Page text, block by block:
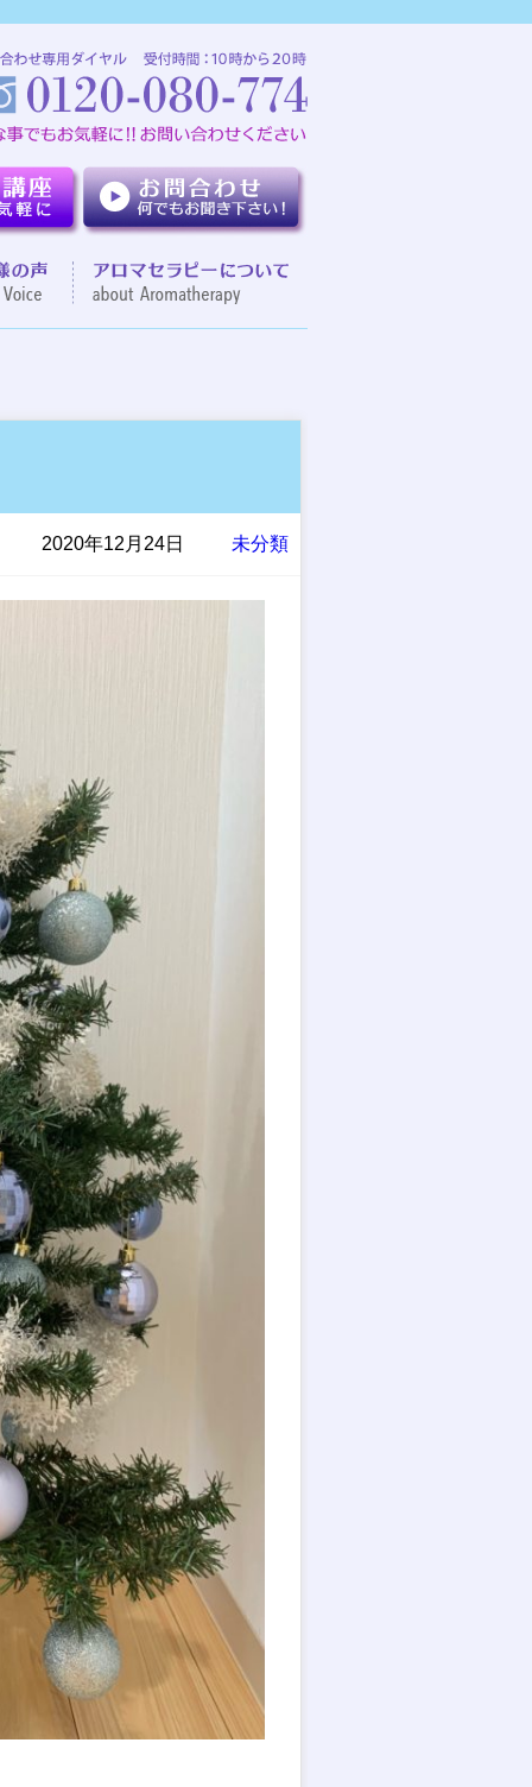
お客様の声
未分類
2020年12月24日